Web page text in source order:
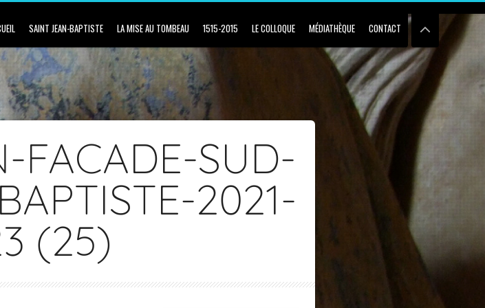
SAINT JEAN-BAPTISTE LA MISE AU TOMBEAU 1515-2015 LE COLLOQUE MÉDIATHÈQUE CONTACT
FACADE-SUD-
2021-
(25)